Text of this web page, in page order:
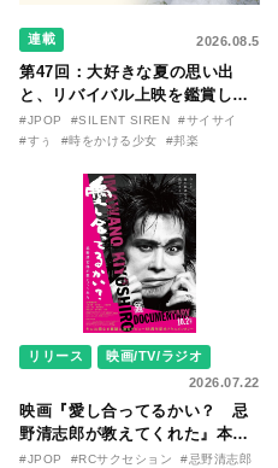
連載 2026.08.5
第47回：大好きな夏の思い出
と、リバイバル上映を鑑賞した
『時をかける少女』のおはなし
〜SILENT SIREN・すぅ『この
〇のはなし〜』
#JPOP #SILENT SIREN
#サイサイ
#すぅ
#時をかける少女 #邦楽
リリース
映画/TV/ラジオ
2026.07.22
映画『愛し合ってるかい？ 忌
野清志郎が教えてくれた』本予
告映像とキービジュアルがつい
#JPOP #RCサクセション
#忌野清志郎